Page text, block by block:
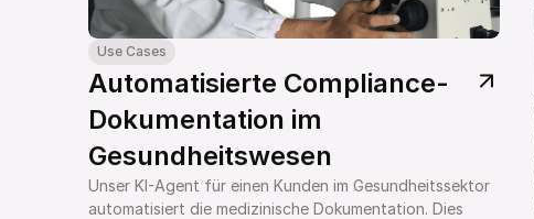
Use Cases
Automatisierte Compliance-
Dokumentation im
Gesundheitswesen
Unser KI-Agent für einen Kunden im Gesundheitssektor
automatisiert die medizinische Dokumentation. Dies